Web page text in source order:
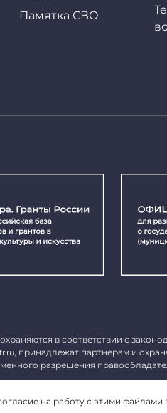
Памятка СВО
в соответствии с
, принадлежат партнерам и
разрешения
на работу с этими файлами